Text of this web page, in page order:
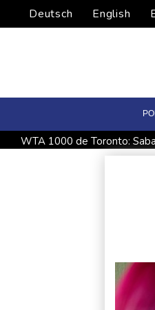
Deutsch English
WTA 1000 de Toronto: